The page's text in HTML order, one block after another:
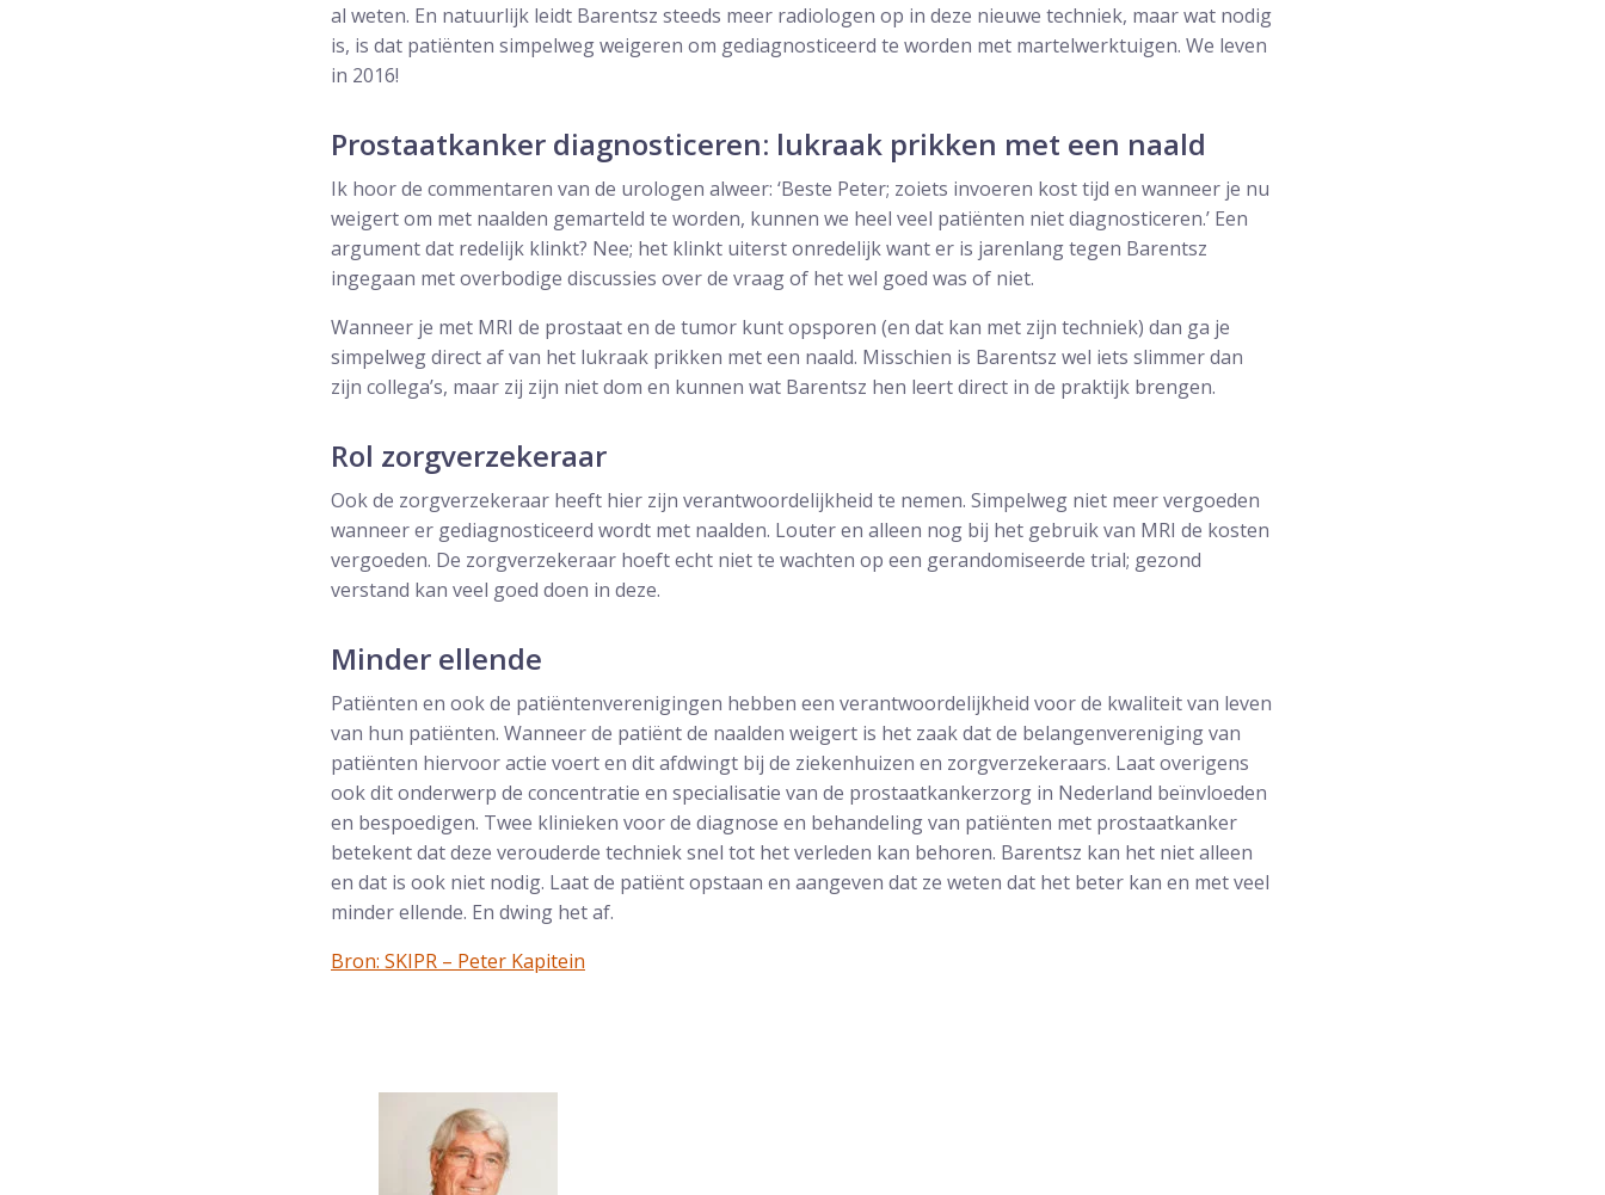
al weten. En natuurlijk leidt Barentsz steeds meer radiologen op in deze nieuwe techniek, maar wat nodig
is, is dat patiënten simpelweg weigeren om gediagnosticeerd te worden met martelwerktuigen. We leven
in 2016!
Prostaatkanker diagnosticeren: lukraak prikken met een naald
Ik hoor de commentaren van de urologen alweer: ‘Beste Peter; zoiets invoeren kost tijd en wanneer je nu
weigert om met naalden gemarteld te worden, kunnen we heel veel patiënten niet diagnosticeren.’ Een
argument dat redelijk klinkt? Nee; het klinkt uiterst onredelijk want er is jarenlang tegen Barentsz
ingegaan met overbodige discussies over de vraag of het wel goed was of niet.
Wanneer je met MRI de prostaat en de tumor kunt opsporen (en dat kan met zijn techniek) dan ga je
simpelweg direct af van het lukraak prikken met een naald. Misschien is Barentsz wel iets slimmer dan
zijn collega’s, maar zij zijn niet dom en kunnen wat Barentsz hen leert direct in de praktijk brengen.
Rol zorgverzekeraar
Ook de zorgverzekeraar heeft hier zijn verantwoordelijkheid te nemen. Simpelweg niet meer vergoeden
wanneer er gediagnosticeerd wordt met naalden. Louter en alleen nog bij het gebruik van MRI de kosten
vergoeden. De zorgverzekeraar hoeft echt niet te wachten op een gerandomiseerde trial; gezond
verstand kan veel goed doen in deze.
Minder ellende
Patiënten en ook de patiëntenverenigingen hebben een verantwoordelijkheid voor de kwaliteit van leven
van hun patiënten. Wanneer de patiënt de naalden weigert is het zaak dat de belangenvereniging van
patiënten hiervoor actie voert en dit afdwingt bij de ziekenhuizen en zorgverzekeraars. Laat overigens
ook dit onderwerp de concentratie en specialisatie van de prostaatkankerzorg in Nederland beïnvloeden
en bespoedigen. Twee klinieken voor de diagnose en behandeling van patiënten met prostaatkanker
betekent dat deze verouderde techniek snel tot het verleden kan behoren. Barentsz kan het niet alleen
en dat is ook niet nodig. Laat de patiënt opstaan en aangeven dat ze weten dat het beter kan en met veel
minder ellende. En dwing het af.
Bron: SKIPR – Peter Kapitein